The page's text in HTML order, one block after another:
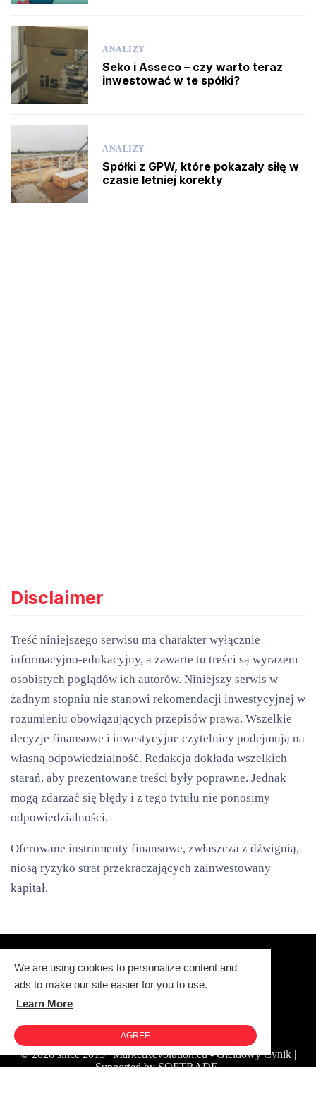
We are using cookies to personalize content and
ads to make our site easier for you to use.
Learn More
AGREE
ANALIZY
Seko i Asseco – czy warto teraz
inwestować w te spółki?
ANALIZY
Spółki z GPW, które pokazały siłę w
czasie letniej korekty
Disclaimer
Treść niniejszego serwisu ma charakter wyłącznie
informacyjno-edukacyjny, a zawarte tu treści są wyrazem
osobistych poglądów ich autorów. Niniejszy serwis w
żadnym stopniu nie stanowi rekomendacji inwestycyjnej w
rozumieniu obowiązujących przepisów prawa. Wszelkie
decyzje finansowe i inwestycyjne czytelnicy podejmują na
własną odpowiedzialność. Redakcja dokłada wszelkich
starań, aby prezentowane treści były poprawne. Jednak
mogą zdarzać się błędy i z tego tytułu nie ponosimy
odpowiedzialności.
Oferowane instrumenty finansowe, zwłaszcza z dźwignią,
niosą ryzyko strat przekraczających zainwestowany
kapitał.
Warsztat BMW: ADM Serwis
© 2026 since 2015 | MarketRevolution.eu - Giełdowy Cynik |
Supported by SOFTRADE.